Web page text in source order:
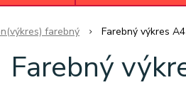
farebný Farebný výkres
Farebný